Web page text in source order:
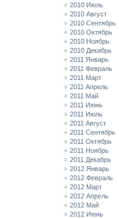
2010 Июль
2010 Август
2010 Сентябрь
2010 Октябрь
2010 Ноябрь
2010 Декабрь
2011 Январь
2011 Февраль
2011 Март
2011 Апрель
2011 Май
2011 Июнь
2011 Июль
2011 Август
2011 Сентябрь
2011 Октябрь
2011 Ноябрь
2011 Декабрь
2012 Январь
2012 Февраль
2012 Март
2012 Апрель
2012 Май
2012 Июнь